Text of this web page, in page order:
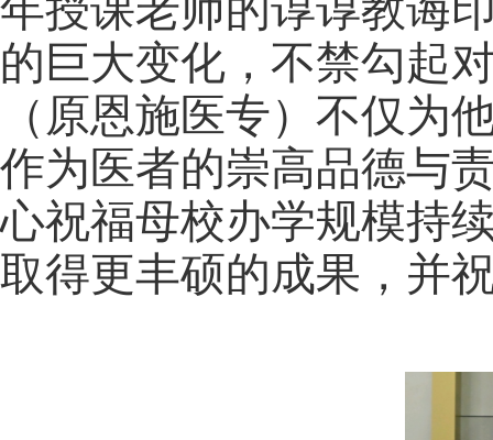
年授课老师的谆谆教诲
的巨大变化，不禁勾起
（原恩施医专）不仅为
作为医者的崇高品德与
心祝福母校办学规模持
取得更丰硕的成果，并